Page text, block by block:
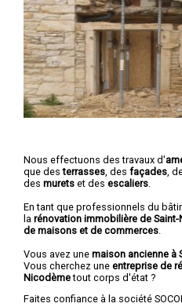
Nous effectuons des travaux d'
que desterrasses , des façades ,
des murets et des escaliers
En tant que professionnels du
la rénovation immobilière de
de maisons et de commerces
Vous avez une maison ancienne à
Vous cherchez une entreprise de
Nicodèmetout corps d'état ?
Faites confiance à la société